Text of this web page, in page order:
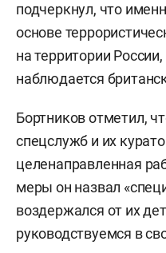
подчеркнул, что
основе
на территории
наблюдается
Бортников отметил,
спецслужб и их
целенаправленная
меры он назвал
воздержался от их
руководствуемся в